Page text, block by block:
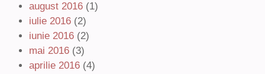
august 2016 (1)
iulie 2016 (2)
iunie 2016 (2)
mai 2016 (3)
aprilie 2016 (4)